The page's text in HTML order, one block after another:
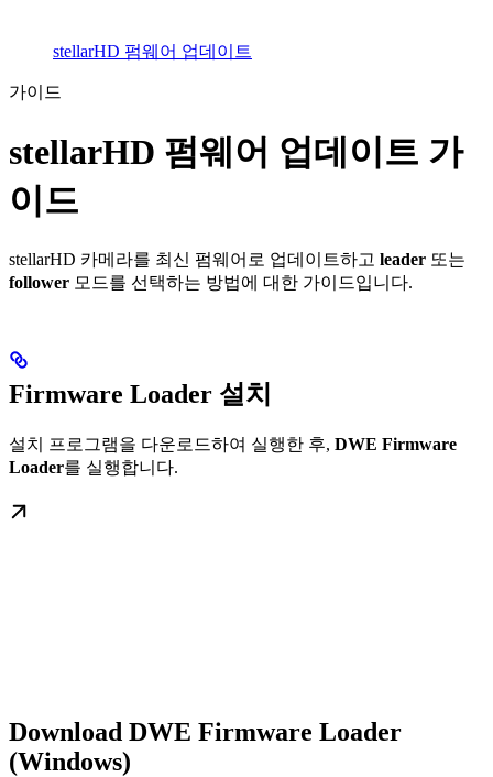
stellarHD 펌웨어 업데이트
가이드
stellarHD 펌웨어 업데이트 가
이드
stellarHD 카메라를 최신 펌웨어로 업데이트하고 leader 또는
follower 모드를 선택하는 방법에 대한 가이드입니다.
Firmware Loader 설치
설치 프로그램을 다운로드하여 실행한 후, DWE Firmware
Loader를 실행합니다.
Download DWE Firmware Loader
(Windows)